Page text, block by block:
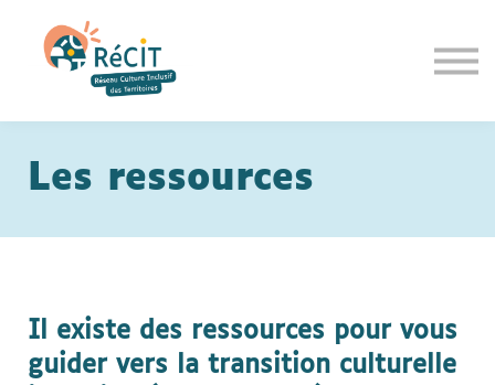
Espace membres
Se connecter
S'inscrire
Les ressources
Il existe des ressources pour vous
guider vers la transition culturelle